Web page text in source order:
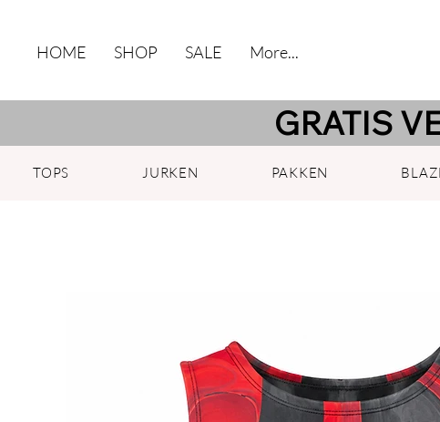
HOME SHOP SALE More...
TOPS JURKEN PAKKEN
GRATIS